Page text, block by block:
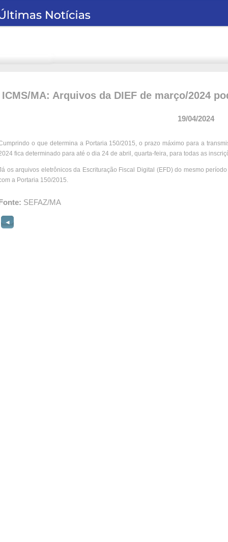
ICMS/MA: Arquivos da DIEF de março/2024
19/04/2024
o que determina a Portaria 150/2015, o prazo máximo para a
fica determinado para até o dia 24 de abril, quarta-feira, para todas as
os arquivos eletrônicos da Escrituração Fiscal Digital (EFD) do mesmo
a Portaria 150/2015.
SEFAZ/MA
◄